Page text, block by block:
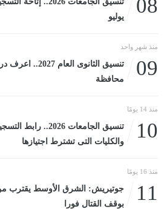
08
يوليو
منذ شهر واحد
09
محافظة
منذ 14 يومًا
10
تنسيق الجامعات
والكليات التى تشترط اجتيازها
منذ 16 يومًا
11
جوتيريش: الشرق الأوسط يقترب
بوقف القتال فورا